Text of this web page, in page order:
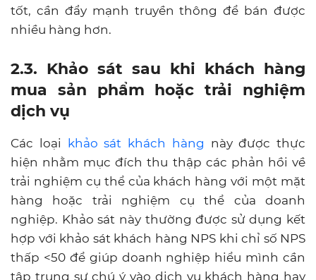
tốt, cần đẩy mạnh truyền thông để bán được
nhiều hàng hơn.
2.3. Khảo sát sau khi khách hàng
mua sản phẩm hoặc trải nghiệm
dịch vụ
Các loại khảo sát khách hàng này được thực
hiện nhằm mục đích thu thập các phản hồi về
trải nghiệm cụ thể của khách hàng với một mặt
hàng hoặc trải nghiệm cụ thể của doanh
nghiệp. Khảo sát này thường được sử dụng kết
hợp với khảo sát khách hàng NPS khi chỉ số NPS
thấp <50 để giúp doanh nghiệp hiểu mình cần
tập trung sự chú ý vào dịch vụ khách hàng hay